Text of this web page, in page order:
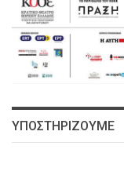
ΥΠΟΣΤΗΡΙΖΟΥΜΕ